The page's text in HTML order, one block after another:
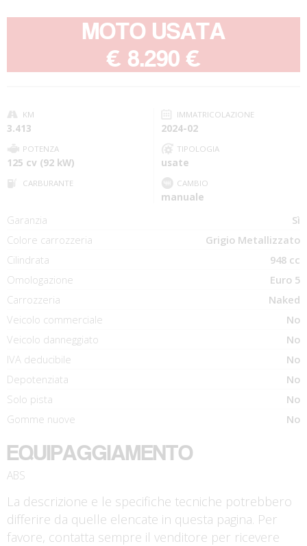
MOTO USATA
€ 8.290 €
KM
3.413
IMMATRICOLAZIONE
2024-02
POTENZA
125 cv (92 kW)
TIPOLOGIA
usate
CARBURANTE CAMBIO
manuale
Garanzia
Sì
Colore carrozzeria
Grigio Metallizzato
Cilindrata
948 cc
Omologazione
Euro 5
Carrozzeria
Naked
Veicolo commerciale
No
Veicolo danneggiato
No
IVA deducibile
No
Depotenziata
No
Solo pista
No
Gomme nuove
No
EQUIPAGGIAMENTO
ABS
La descrizione e le specifiche tecniche potrebbero
differire da quelle elencate in questa pagina. Per
favore, contatta sempre il venditore per ricevere